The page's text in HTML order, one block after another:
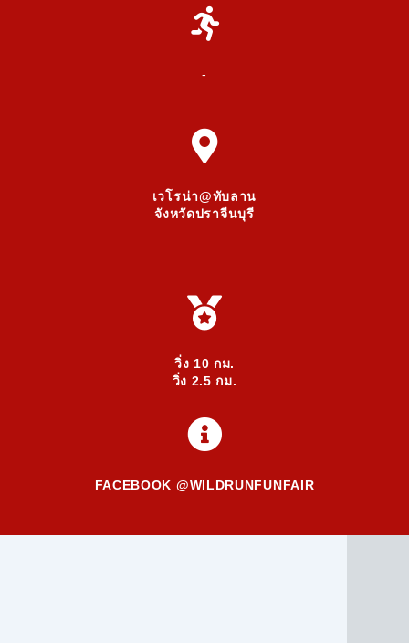
-
เวโรน่า@ทับลาน
จังหวัดปราจีนบุรี
วิ่ง 10 กม.
วิ่ง 2.5 กม.
FACEBOOK @WILDRUNFUNFAIR